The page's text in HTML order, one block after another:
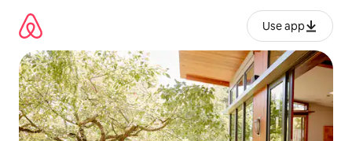
გადასვლა
Use app